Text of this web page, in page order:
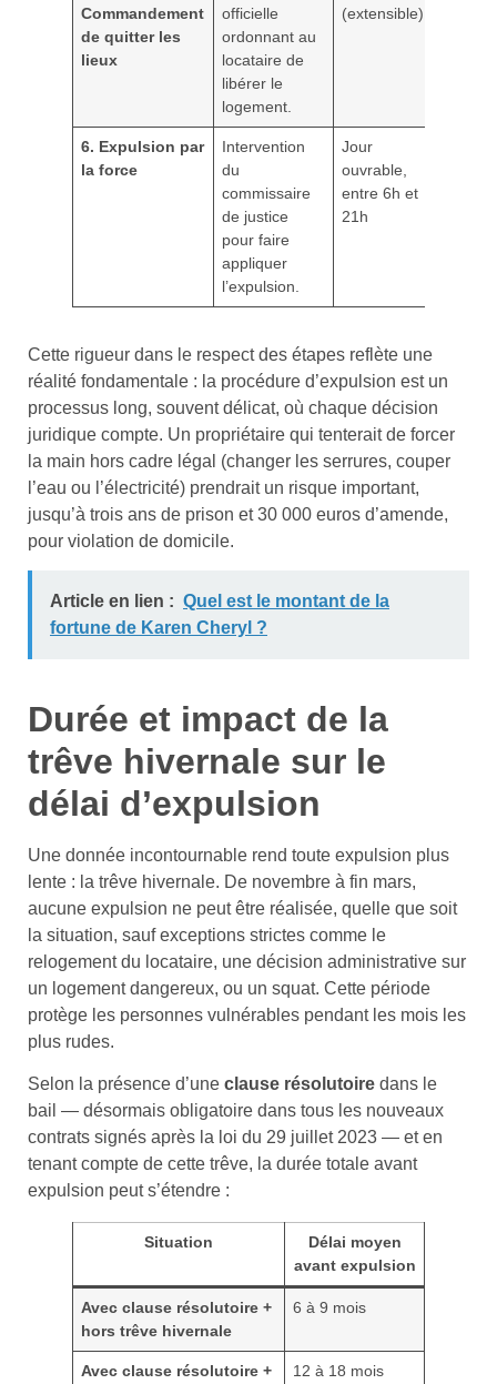
Commandement
de quitter les
lieux
officielle
ordonnant au
locataire de
libérer le
logement.
(extensible)
6. Expulsion par
la force
Intervention
du
commissaire
de justice
pour faire
appliquer
l’expulsion.
Jour
ouvrable,
entre 6h et
21h
Cette rigueur dans le respect des étapes reflète une
réalité fondamentale : la procédure d’expulsion est un
processus long, souvent délicat, où chaque décision
juridique compte. Un propriétaire qui tenterait de forcer
la main hors cadre légal (changer les serrures, couper
l’eau ou l’électricité) prendrait un risque important,
jusqu’à trois ans de prison et 30 000 euros d’amende,
pour violation de domicile.
Article en lien : Quel est le montant de la
fortune de Karen Cheryl ?
Durée et impact de la
trêve hivernale sur le
délai d’expulsion
Une donnée incontournable rend toute expulsion plus
lente : la trêve hivernale. De novembre à fin mars,
aucune expulsion ne peut être réalisée, quelle que soit
la situation, sauf exceptions strictes comme le
relogement du locataire, une décision administrative sur
un logement dangereux, ou un squat. Cette période
protège les personnes vulnérables pendant les mois les
plus rudes.
Selon la présence d’une clause résolutoire dans le
bail — désormais obligatoire dans tous les nouveaux
contrats signés après la loi du 29 juillet 2023 — et en
tenant compte de cette trêve, la durée totale avant
expulsion peut s’étendre :
Situation
Délai moyen
avant expulsion
Avec clause résolutoire +
hors trêve hivernale
6 à 9 mois
Avec clause résolutoire +
12 à 18 mois